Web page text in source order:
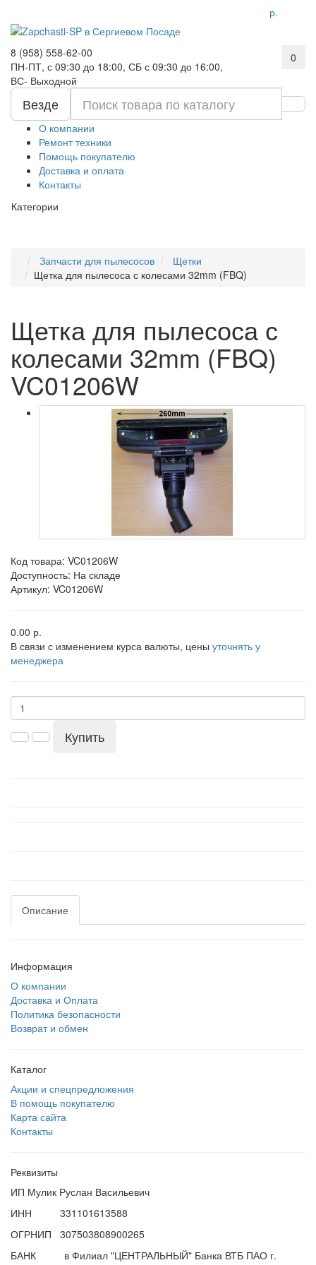
р.
8 (958) 558-62-00
ПН-ПТ, с 09:30 до 18:00, СБ с 09:30 до 16:00,
ВС- Выходной
0
Везде
О компании
Ремонт техники
Помощь покупателю
Доставка и оплата
Контакты
Категории
Запчасти для пылесосов
Щетки
Щетка для пылесоса с колесами 32mm (FBQ)
Щетка для пылесоса с
колесами 32mm (FBQ)
VC01206W
Код товара: VC01206W
Доступность: На складе
Артикул: VC01206W
0.00 р.
В связи с изменением курса валюты, цены уточнять у
менеджера
Купить
Описание
Информация
О компании
Доставка и Оплата
Политика безопасности
Возврат и обмен
Каталог
Акции и спецпредложения
В помощь покупателю
Карта сайта
Контакты
Реквизиты
ИП Мулик Руслан Васильевич
ИНН 331101613588
ОГРНИП 307503808900265
БАНК в Филиал "ЦЕНТРАЛЬНЫЙ" Банка ВТБ ПАО г.